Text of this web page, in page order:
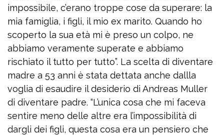
impossibile, c’erano troppe cose da superare: la
mia famiglia, i figli, il mio ex marito. Quando ho
scoperto la sua età mi è preso un colpo, ne
abbiamo veramente superate e abbiamo
rischiato il tutto per tutto”. La scelta di diventare
madre a 53 anni è stata dettata anche dallla
voglia di esaudire il desiderio di Andreas Muller
di diventare padre. “L’unica cosa che mi faceva
sentire meno delle altre era l’impossibilità di
dargli dei figli, questa cosa era un pensiero che